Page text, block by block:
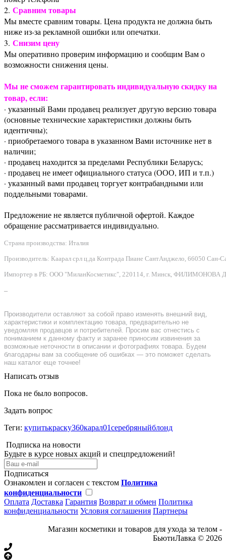
2. Сравним товары
Мы вместе сравним товары. Цена продукта не должна быть
ниже из-за рекламной ошибки или опечатки.
3. Снизим цену
Мы оперативно проверим информацию и сообщим Вам о
возможности снижения цены.
Мы не сможем гарантировать индивидуальную скидку на
товар, если:
· указанный Вами продавец реализует другую версию товара
(основные технические характеристики должны быть
идентичны);
· приобретаемого товара в указанном Вами источнике нет в
наличии;
· продавец находится за пределами Республики Беларусь;
· продавец не имеет официального статуса (ООО, ИП и т.п.)
· указанный вами продавец торгует контрабандными или
поддельными товарами.
Предложение не является публичной офертой. Каждое
обращение рассматривается индивидуально.
Страна производства: Италия
Производитель: Каарал срл ц.да Контрада Пиане СантАнджело, 66050 Сан-
Импортер в РБ: ООО "МиланКосметикс", 220114, г. Минск, ФИЛИМОНОВА
–
Производители оставляют за собой право изменять внешний вид,
характеристики и комплектацию товара, предварительно не
уведомляя продавцов и потребителей. Просим вас отнестись с
пониманием к данному факту и заранее приносим извинения за
возможные неточности в описании и фотографиях товара. Будем
благодарны вам за сообщение об ошибках — это поможет сделать
наш каталог еще точнее!
Написать отзыв
Пока не было вопросов.
Задать вопрос
Теги: купитькраску360карал01серебряныйблонд
Подписка на новости
Будьте в курсе новых акций и спецпредложений!
Подписаться
Ознакомлен и согласен с текстом Политика
конфиденциальности
Оплата Доставка Гарантия Возврат и обмен Политика
конфиденциальности Условия соглашения Партнеры
Магазин косметики и товаров для ухода за телом -
БьютиЛавка © 2026